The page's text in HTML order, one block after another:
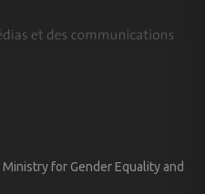
for Gender Equality and